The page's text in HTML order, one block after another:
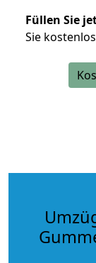
Füllen Sie
Sie